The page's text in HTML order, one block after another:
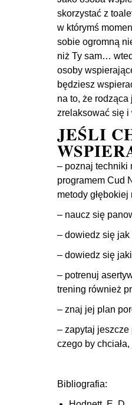
skorzystać z
w którymś
sobie ogromną
niż Ty sam…
osoby
będziesz
na to, że
zrelaksować się i
JEŚLI
– poznaj techniki
programem Cud
metody
– naucz się
– dowiedz się
– dowiedz się
– potrenuj
trening również
– znaj jej plan
– zapytaj jeszcze
czego by
Bibliografia: